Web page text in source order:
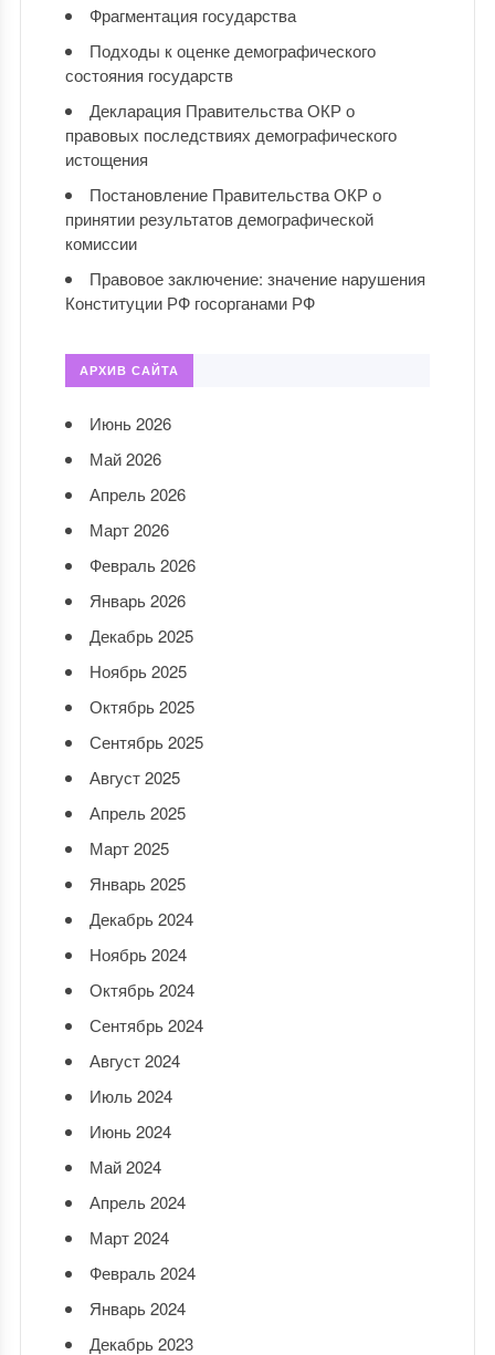
Фрагментация государства
Подходы к оценке демографического
состояния государств
Декларация Правительства ОКР о
правовых последствиях демографического
истощения
Постановление Правительства ОКР о
принятии результатов демографической
комиссии
Правовое заключение: значение нарушения
Конституции РФ госорганами РФ
АРХИВ САЙТА
Июнь 2026
Май 2026
Апрель 2026
Март 2026
Февраль 2026
Январь 2026
Декабрь 2025
Ноябрь 2025
Октябрь 2025
Сентябрь 2025
Август 2025
Апрель 2025
Март 2025
Январь 2025
Декабрь 2024
Ноябрь 2024
Октябрь 2024
Сентябрь 2024
Август 2024
Июль 2024
Июнь 2024
Май 2024
Апрель 2024
Март 2024
Февраль 2024
Январь 2024
Декабрь 2023